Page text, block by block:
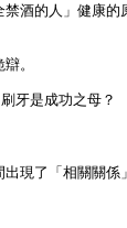
酒的人」健康的
。
牙是成功之母？
出現了「相關關係